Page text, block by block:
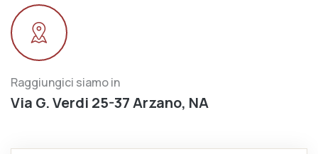
Raggiungici siamo in
Via G. Verdi 25-37 Arzano, NA